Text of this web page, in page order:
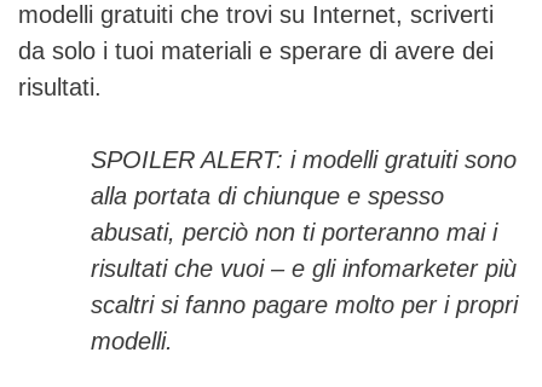
modelli gratuiti che trovi su Internet, scriverti
da solo i tuoi materiali e sperare di avere dei
risultati.
SPOILER ALERT: i modelli gratuiti sono
alla portata di chiunque e spesso
abusati, perciò non ti porteranno mai i
risultati che vuoi – e gli infomarketer più
scaltri si fanno pagare molto per i propri
modelli.